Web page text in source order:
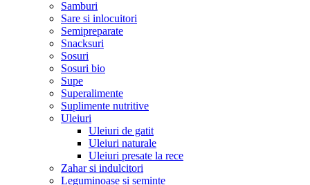
Samburi
Sare si inlocuitori
Semipreparate
Snacksuri
Sosuri
Sosuri bio
Supe
Superalimente
Suplimente nutritive
Uleiuri
Uleiuri de gatit
Uleiuri naturale
Uleiuri presate la rece
Zahar si indulcitori
Leguminoase si seminte